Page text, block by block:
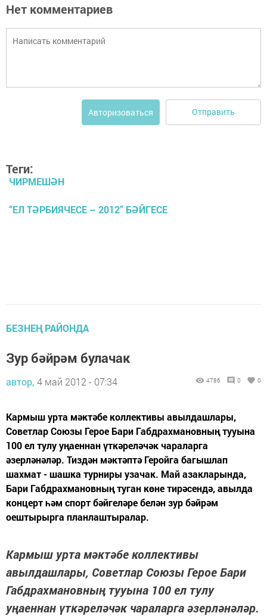
Нет комментариев
Авторизоваться Отправить
Теги:
ЧИРМЕШӘН
“ЕЛ ТӘРБИЯЧЕСЕ – 2012” БӘЙГЕСЕ
БЕЗНЕҢ РАЙОНДА
Зур бәйрәм булачак
автор, 4 май 2012 - 07:34 4786 0 0
Кармыш урта мәктәбе коллективы авылдашлары,
Советлар Союзы Герое Бари Габдрахмановның тууына
100 ел тулу уңаеннан үткәреләчәк чараларга
әзерләнәләр. Тиздән мәктәптә Геройга багышлап
шахмат - шашка турниры узачак. Май азакларында,
Бари Габдрахмановның туган көне тирәсендә, авылда
концерт һәм спорт бәйгеләре белән зур бәйрәм
оештырырга планлаштыралар.
Кармыш урта мәктәбе коллективы
авылдашлары, Советлар Союзы Герое Бари
Габдрахмановның тууына 100 ел тулу
уңаеннан үткәреләчәк чараларга әзерләнәләр.